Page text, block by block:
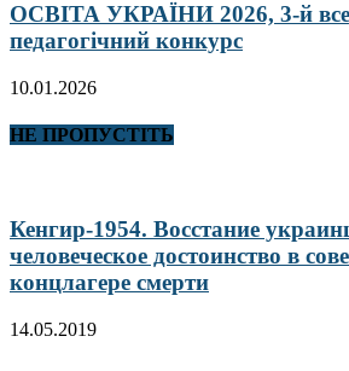
ОСВІТА УКРАЇНИ 2026, 3-й
педагогічний конкурс
10.01.2026
НЕ ПРОПУСТІТЬ
Кенгир-1954. Восстание
человеческое достоинство в
концлагере смерти
14.05.2019